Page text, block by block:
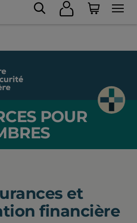
POUR
et
financière